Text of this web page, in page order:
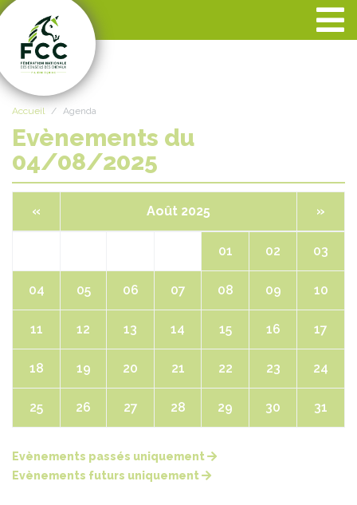
Accueil Agenda
Evènements du
04/08/2025
« Août 2025 »
01 02 03
04 05 06 07 08 09 10
11 12 13 14 15 16 17
18 19 20 21 22 23 24
25 26 27 28 29 30 31
Evènements passés uniquement
Evènements futurs uniquement
Panneau de gestion des cookies